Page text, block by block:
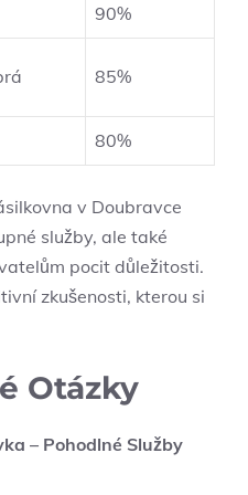
90%
85%
80%
v Doubravce
služby, ale také
pocit důležitosti.
zkušenosti, kterou si
Otázky
– Pohodlné Služby